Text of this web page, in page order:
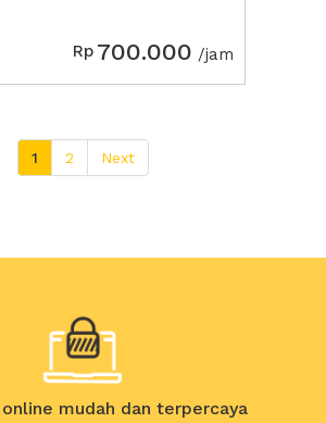
Rp 700.000 /jam
1 2 Next
online mudah dan terpercaya